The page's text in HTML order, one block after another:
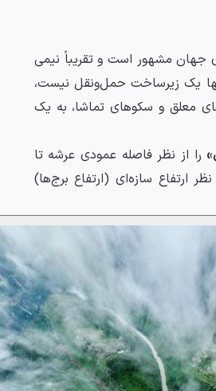
جهان مشهور است و تقریباً نیمی
تنها یک زیرساخت حمل‌ونقل نیست،
پانورامیک به ارتفاع ۲۰۷ متر، کافه‌های معلق و سکوهای تماشا، به یک
را از نظر فاصله عمودی عرشه تا
نظر ارتفاع سازه‌ای (ارتفاع برج‌ها)